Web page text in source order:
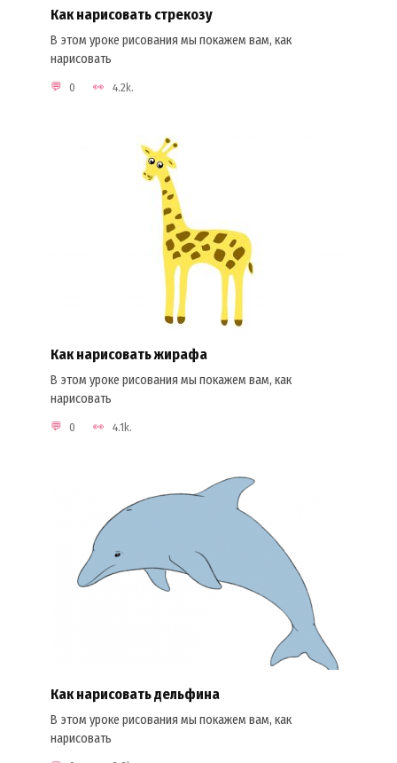
Как нарисовать стрекозу
В этом уроке рисования мы покажем вам, как
нарисовать
0 4.2k.
Как нарисовать жирафа
В этом уроке рисования мы покажем вам, как
нарисовать
0 4.1k.
Как нарисовать дельфина
В этом уроке рисования мы покажем вам, как
нарисовать